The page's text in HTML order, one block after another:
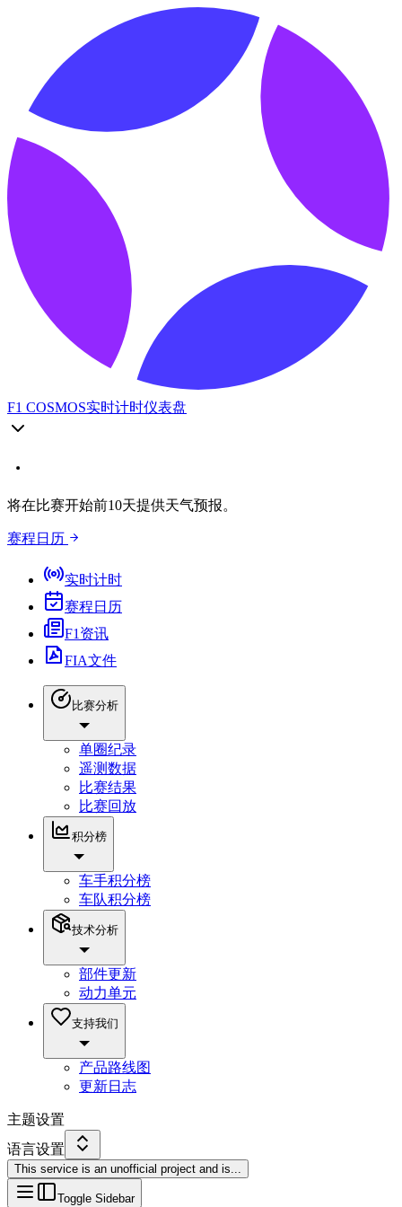
F1 COSMOS实时计时仪表盘
将在比赛开始前10天提供天气预报。
赛程日历
实时计时
赛程日历
F1资讯
FIA文件
比赛分析
单圈纪录
遥测数据
比赛结果
比赛回放
积分榜
车手积分榜
车队积分榜
技术分析
部件更新
动力单元
支持我们
产品路线图
更新日志
主题设置
语言设置
This service is an unofficial project and is...
Toggle Sidebar